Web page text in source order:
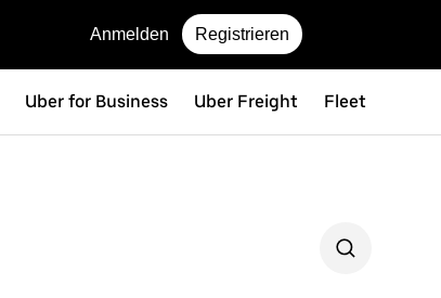
Anmelden Registrieren
Uber for Business Uber Freight Fleet